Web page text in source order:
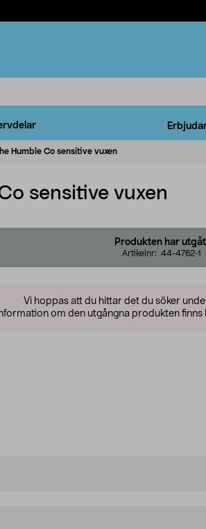
Humble Co sensitive vuxen
sensitive vuxen
Produkten har
Artikelnr: 44-4762-1
Vi hoppas att du hittar det du söker
om den utgångna produkten finns